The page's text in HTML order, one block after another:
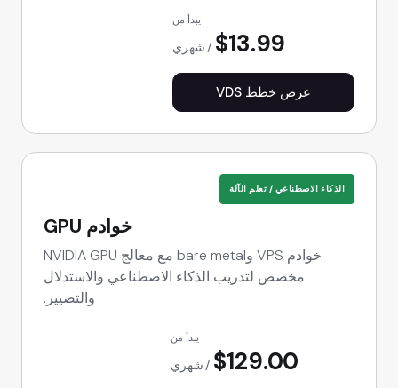
يبدأ من
$13.99 شهري
عرض خطط VDS
الذكاء الاصطناعي / تعلم الآلة
خوادم GPU
خوادم VPS وbare metal مع معالج NVIDIA GPU
مخصص لتدريب الذكاء الاصطناعي والاستدلال
والتصيير.
يبدأ من
$129.00 شهري